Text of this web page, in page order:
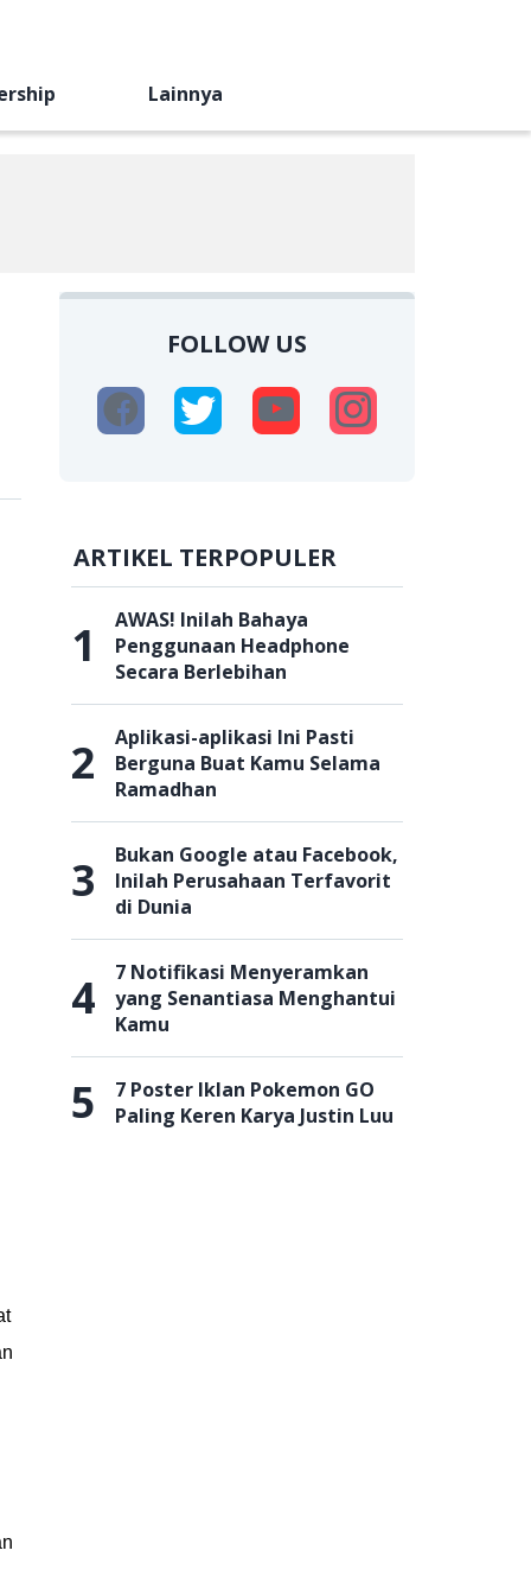
Lainnya
FOLLOW US
ARTIKEL TERPOPULER
1
AWAS! Inilah Bahaya
Penggunaan Headphone
Secara Berlebihan
2
Aplikasi-aplikasi Ini Pasti
Berguna Buat Kamu Selama
Ramadhan
3
Bukan Google atau Facebook,
Inilah Perusahaan Terfavorit
di Dunia
4
7 Notifikasi Menyeramkan
yang Senantiasa Menghantui
Kamu
5
7 Poster Iklan Pokemon GO
Paling Keren Karya Justin Luu